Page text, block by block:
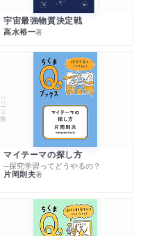
宇宙最強物質決定戦
高水裕一著
シリーズ・全集
マイテーマの探し方
─探究学習ってどうやるの？
片岡則夫著